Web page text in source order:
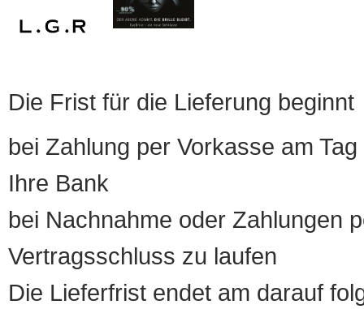
Die Frist für die Lieferung beginnt
bei Zahlung per Vorkasse am
Ihre Bank
bei Nachnahme oder Zahlungen
Vertragsschluss zu laufen
Die Lieferfrist endet am darauf